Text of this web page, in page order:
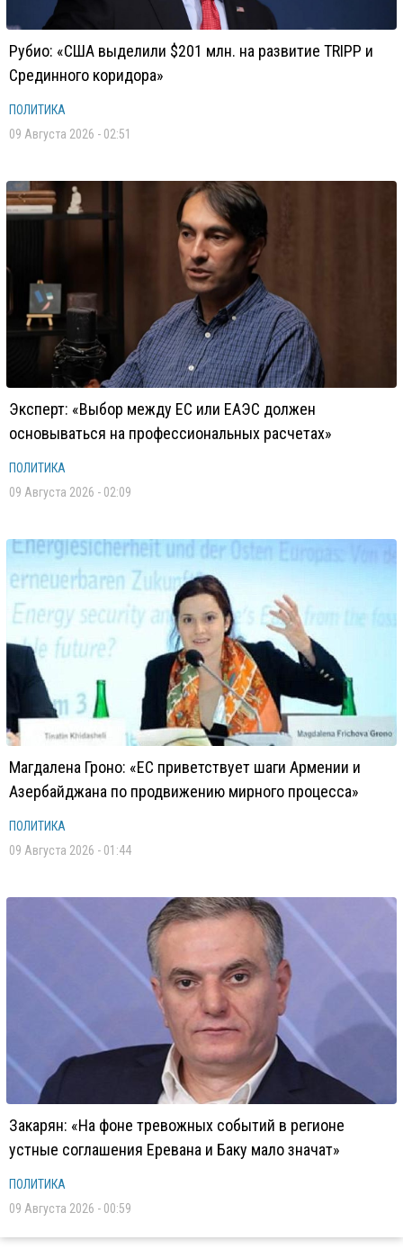
Рубио: «США выделили $201 млн. на развитие TRIPP и
Срединного коридора»
ПОЛИТИКА
09 Августа 2026 - 02:51
Эксперт: «Выбор между ЕС или ЕАЭС должен
основываться на профессиональных расчетах»
ПОЛИТИКА
09 Августа 2026 - 02:09
Магдалена Гроно: «ЕС приветствует шаги Армении и
Азербайджана по продвижению мирного процесса»
ПОЛИТИКА
09 Августа 2026 - 01:44
Закарян: «На фоне тревожных событий в регионе
устные соглашения Еревана и Баку мало значат»
ПОЛИТИКА
09 Августа 2026 - 00:59